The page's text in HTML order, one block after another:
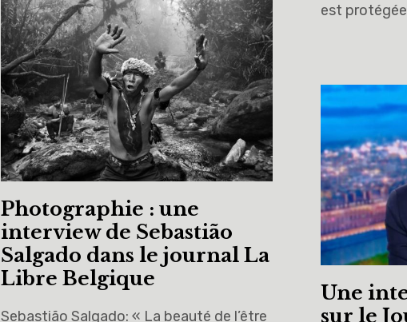
est
Photographie : une
interview de Sebastião
Salgado dans le journal La
Libre Belgique
Sebastião Salgado: « La beauté de l’être
Une
sur le